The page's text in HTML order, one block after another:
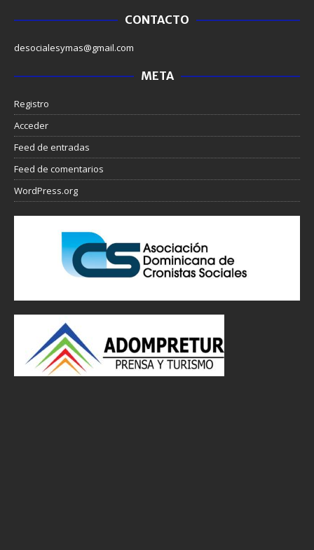
CONTACTO
desocialesymas@gmail.com
META
Registro
Acceder
Feed de entradas
Feed de comentarios
WordPress.org